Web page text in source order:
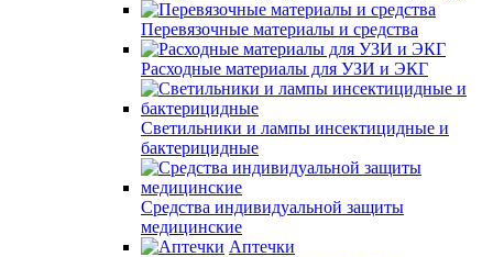
Перевязочные материалы и средства
Расходные материалы для УЗИ и ЭКГ
Светильники и лампы инсектицидные и
бактерицидные
Средства индивидуальной защиты
медицинские
Аптечки